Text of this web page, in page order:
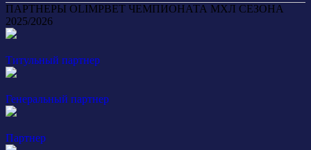
ПАРТНЕРЫ OLIMPBET ЧЕМПИОНАТА МХЛ СЕЗОНА
2025/2026
Титульный партнер
Генеральный партнер
Партнер